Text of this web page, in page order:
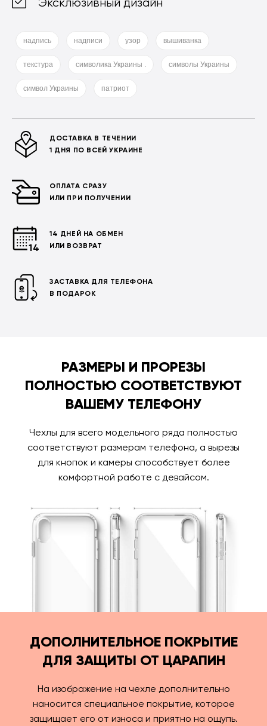
надпись надписи узор вышиванка
текстура символика Украины . символы Украины
символ Украины патриот
ДОСТАВКА В ТЕЧЕНИИ
1 ДНЯ ПО ВСЕЙ УКРАИНЕ
ОПЛАТА СРАЗУ
ИЛИ ПРИ ПОЛУЧЕНИИ
14 ДНЕЙ НА ОБМЕН
ИЛИ ВОЗВРАТ
ЗАСТАВКА ДЛЯ ТЕЛЕФОНА
В ПОДАРОК
РАЗМЕРЫ И ПРОРЕЗЫ
ПОЛНОСТЬЮ СООТВЕТСТВУЮТ
ВАШЕМУ ТЕЛЕФОНУ
Чехлы для всего модельного ряда полностью
соответствуют размерам телефона, а вырезы
для кнопок и камеры способствует более
комфортной работе с девайсом.
ДОПОЛНИТЕЛЬНОЕ ПОКРЫТИЕ
ДЛЯ ЗАЩИТЫ ОТ ЦАРАПИН
На изображение на чехле дополнительно
наносится специальное покрытие, которое
защищает его от износа и приятно на ощупь.